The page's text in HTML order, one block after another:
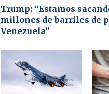
Trump: “Estamos
millones de barriles de
Venezuela”